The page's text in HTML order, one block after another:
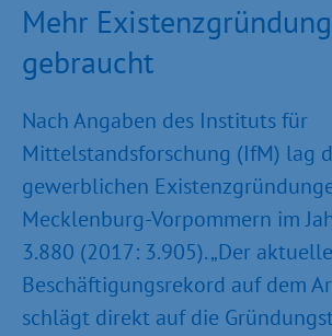
Mehr
gebraucht
Nach Angaben des Instituts für
Mittelstandsforschung (IfM) lag
gewerblichen
Mecklenburg-Vorpommern im
3.880 (2017: 3.905). „Der aktuelle
Beschäftigungsrekord auf dem
schlägt direkt auf die